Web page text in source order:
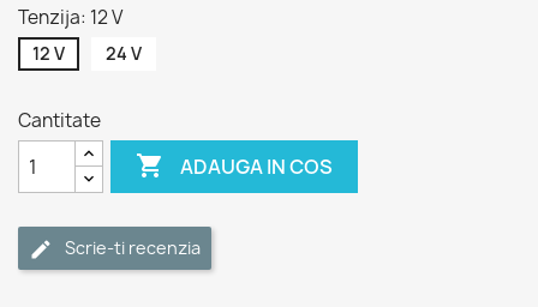
Tenzija: 12 V
12 V 24 V
Cantitate
 ADAUGA IN COS
Scrie-ti recenzia